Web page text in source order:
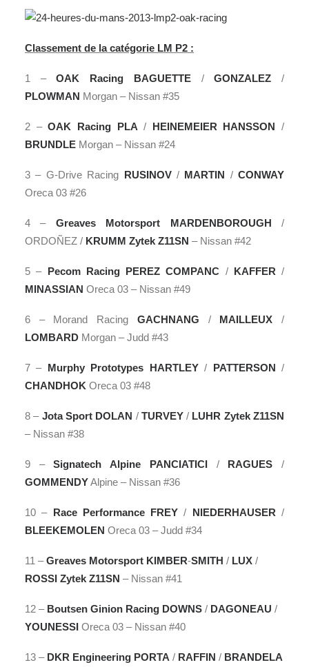
Classement de la catégorie LM P2 :
1 –OAK Racing BAGUETTE/GONZALEZ /
PLOWMAN Morgan – Nissan #35
2 –OAK Racing PLA / HEINEMEIER HANSSON /
BRUNDLE Morgan – Nissan #24
3 – G-Drive Racing RUSINOV/ MARTIN / CONWAY
Oreca 03 #26
4 – Greaves Motorsport MARDENBOROUGH /
ORDOÑEZ / KRUMM Zytek Z11SN – Nissan #42
5 – Pecom Racing PEREZ COMPANC / KAFFER /
MINASSIAN Oreca 03 – Nissan #49
6 – Morand Racing GACHNANG / MAILLEUX /
LOMBARD Morgan – Judd #43
7 – Murphy Prototypes HARTLEY/ PATTERSON /
CHANDHOK Oreca 03 #48
8 – Jota Sport DOLAN / TURVEY/ LUHR Zytek Z11SN
– Nissan #38
9 –Signatech Alpine PANCIATICI/ RAGUES /
GOMMENDYAlpine – Nissan #36
10 – Race Performance FREY / NIEDERHAUSER /
BLEEKEMOLEN Oreca 03 – Judd #34
11 –Greaves Motorsport KIMBER-SMITH / LUX /
ROSSI Zytek Z11SN – Nissan #41
12 – Boutsen Ginion Racing DOWNS / DAGONEAU /
YOUNESSI Oreca 03 – Nissan #40
13 – DKR Engineering PORTA / RAFFIN / BRANDELA